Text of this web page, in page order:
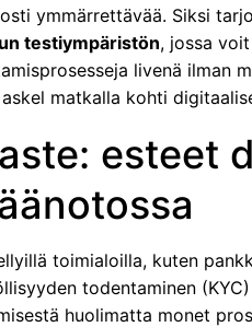
ymmärrettävää. Siksi
testiympäristön, jossa
livenä ilman
matkalla kohti
esteet
toimialoilla, kuten
todentaminen
huolimatta monet